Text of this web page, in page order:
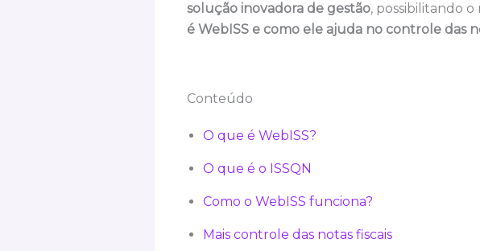
solução inovadora de gestão, possibilitando
é WebISS e como ele ajuda no controle das
Conteúdo
O que é WebISS?
O que é o ISSQN
Como o WebISS funciona?
Mais controle das notas fiscais